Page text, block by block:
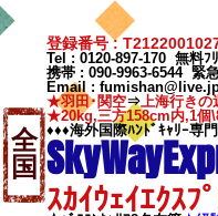
全
国
登録番号 :
Tel : 0120-897-170 無料ﾌ
携帯 : 090-9963-6544緊急
Email :
★羽田･関空⇒上海行きの
★20kg,三方158cm内,1個
♦♦♦海外国際ﾊﾝﾄﾞｷｬﾘｰ専
ｽｶｲｳｪｲｴｸｽﾌ